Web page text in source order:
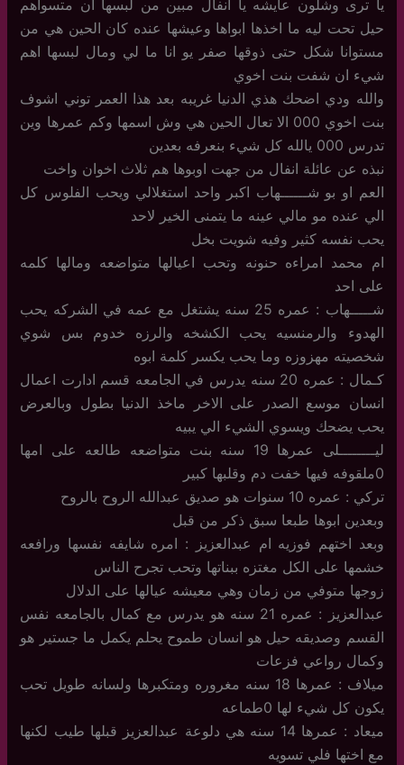
يا ترى وشلون عايشه يا انفال مبين من لبسها ان متسواهم
حيل تحت ليه ما اخذها ابواها وعيشها عنده كان الحين هي من
مستوانا شكل حتى ذوقها صفر يو انا ما لي ومال لبسها اهم
شيء ان شفت بنت اخوي
والله ودي اضحك هذي الدنيا غريبه بعد هذا العمر توني اشوف
بنت اخوي 000 الا تعال الحين هي وش اسمها وكم عمرها وين
تدرس 000 يالله كل شيء بنعرفه بعدين
نبذه عن عائلة انفال من جهت اوبوها هم ثلاث اخوان واخت
العم او بو شــــــهاب اكبر واحد استغلالي ويحب الفلوس كل
الي عنده مو مالي عينه ما يتمنى الخير لاحد
يحب نفسه كثير وفيه شويت بخل
ام محمد امراءه حنونه وتحب اعيالها متواضعه ومالها كلمه
على احد
شـــــهاب : عمره 25 سنه يشتغل مع عمه في الشركه يحب
الهدوء والرمنسيه يحب الكشخه والرزه خدوم بس شوي
شخصيته مهزوزه وما يحب يكسر كلمة ابوه
كـمال : عمره 20 سنه يدرس في الجامعه قسم ادارت اعمال
انسان موسع الصدر على الاخر ماخذ الدنيا بطول وبالعرض
يحب يضحك ويسوي الشيء الي يبيه
ليــــــــلى عمرها 19 سنه بنت متواضعه طالعه على امها
0ملقوفه فيها خفت دم وقلبها كبير
تركي : عمره 10 سنوات هو صديق عبدالله الروح بالروح
وبعدين ابوها طبعا سبق ذكر من قبل
وبعد اختهم فوزيه ام عبدالعزيز : امره شايفه نفسها ورافعه
خشمها على الكل مغتزه ببناتها وتحب تجرح الناس
زوجها متوفي من زمان وهي معيشه عيالها على الدلال
عبدالعزيز : عمره 21 سنه هو يدرس مع كمال بالجامعه نفس
القسم وصديقه حيل هو انسان طموح يحلم يكمل ما جستير هو
وكمال رواعي فزعات
ميلاف : عمرها 18 سنه مغروره ومتكبرها ولسانه طويل تحب
يكون كل شيء لها 0طماعه
ميعاد : عمرها 14 سنه هي دلوعة عبدالعزيز قبلها طيب لكنها
مع اختها فلي تسويه